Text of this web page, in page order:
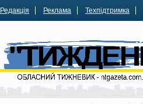
Редакція Реклама Техпідтримка